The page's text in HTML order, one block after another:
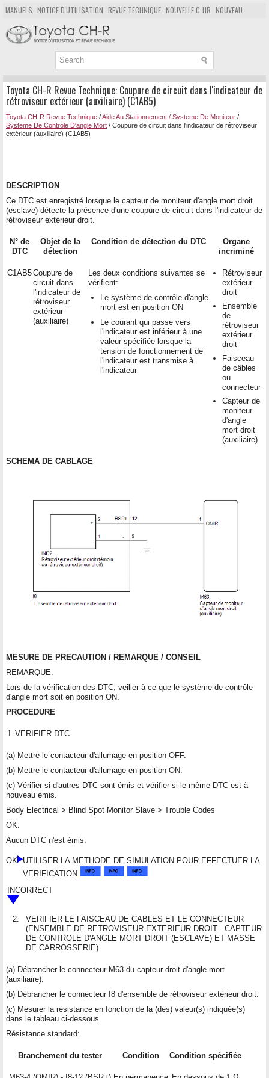
MANUELS NOTICE D'UTILISATION REVUE TECHNIQUE NOUVELLE C-HR NOUVEAU
POPULAIRE
PLAN DU SITE CHERCHER
Toyota CH-R Revue Technique: Coupure de circuit dans l'indicateur de
rétroviseur extérieur (auxiliaire) (C1AB5)
Toyota CH-R Revue Technique /Aide Au Stationnement / Systeme De Moniteur /
Systeme De Controle D'angle Mort / Coupure de circuit dans l'indicateur de rétroviseur
extérieur (auxiliaire) (C1AB5)
DESCRIPTION
Ce DTC est enregistré lorsque le capteur de moniteur d'angle mort droit
(esclave) détecte la présence d'une coupure de circuit dans l'indicateur de
rétroviseur extérieur droit.
N° de
DTC
Objet de la
détection
Condition de détection du DTC
Organe
incriminé
C1AB5Coupure de
circuit dans
l'indicateur de
rétroviseur
extérieur
(auxiliaire)
Les deux conditions suivantes se
vérifient:
Le système de contrôle d'angle
mort est en position ON
Le courant qui passe vers
l'indicateur est inférieur à une
valeur spécifiée lorsque la
tension de fonctionnement de
l'indicateur est transmise à
l'indicateur
Rétroviseur
extérieur
droit
Ensemble
de
rétroviseur
extérieur
droit
Faisceau
de câbles
ou
connecteur
Capteur de
moniteur
d'angle
mort droit
(auxiliaire)
SCHEMA DE CABLAGE
MESURE DE PRECAUTION / REMARQUE / CONSEIL
REMARQUE:
Lors de la vérification des DTC, veiller à ce que le système de contrôle
d'angle mort soit en position ON.
PROCEDURE
1. VERIFIER DTC
(a) Mettre le contacteur d'allumage en position OFF.
(b) Mettre le contacteur d'allumage en position ON.
(c) Vérifier si d'autres DTC sont émis et vérifier si le même DTC est à
nouveau émis.
Body Electrical > Blind Spot Monitor Slave > Trouble Codes
OK:
Aucun DTC n'est émis.
OK
UTILISER LA METHODE DE SIMULATION POUR EFFECTUER LA
VERIFICATION
INCORRECT
2.
VERIFIER LE FAISCEAU DE CABLES ET LE CONNECTEUR
(ENSEMBLE DE RETROVISEUR EXTERIEUR DROIT - CAPTEUR
DE CONTROLE D'ANGLE MORT DROIT (ESCLAVE) ET MASSE
DE CARROSSERIE)
(a) Débrancher le connecteur M63 du capteur droit d'angle mort
(auxiliaire).
(b) Débrancher le connecteur I8 d'ensemble de rétroviseur extérieur droit.
(c) Mesurer la résistance en fonction de la (des) valeur(s) indiquée(s)
dans le tableau ci-dessous.
Résistance standard:
Branchement du tester Condition Condition spécifiée